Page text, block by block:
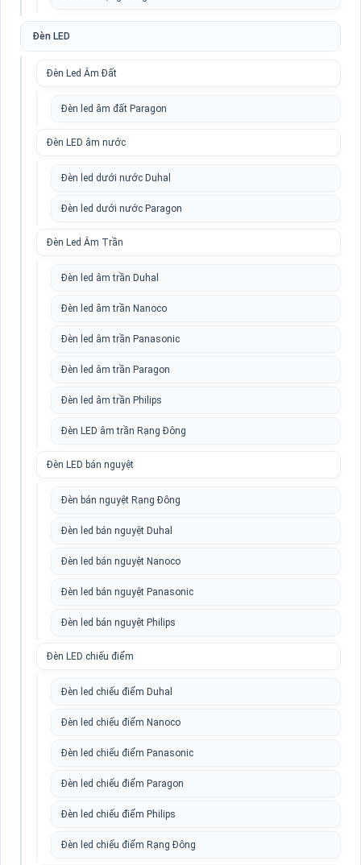
Đèn LED
Đèn Led Âm Đất
Đèn led âm đất Paragon
Đèn LED âm nước
Đèn led dưới nước Duhal
Đèn led dưới nước Paragon
Đèn Led Âm Trần
Đèn led âm trần Duhal
Đèn led âm trần Nanoco
Đèn led âm trần Panasonic
Đèn led âm trần Paragon
Đèn led âm trần Philips
Đèn LED âm trần Rạng Đông
Đèn LED bán nguyệt
Đèn bán nguyệt Rạng Đông
Đèn led bán nguyệt Duhal
Đèn led bán nguyệt Nanoco
Đèn led bán nguyệt Panasonic
Đèn led bán nguyệt Philips
Đèn LED chiếu điểm
Đèn led chiếu điểm Duhal
Đèn led chiếu điểm Nanoco
Đèn led chiếu điểm Panasonic
Đèn led chiếu điểm Paragon
Đèn led chiếu điểm Philips
Đèn led chiếu điểm Rạng Đông